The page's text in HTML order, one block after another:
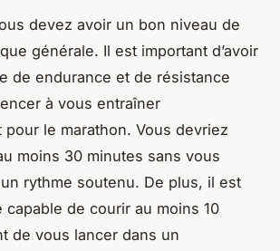
devez avoir un bon niveau de
générale. Il est important d’avoir
de endurance et de résistance
à vous entraîner
le marathon. Vous devriez
moins 30 minutes sans vous
rythme soutenu. De plus, il est
capable de courir au moins 10
de vous lancer dans un